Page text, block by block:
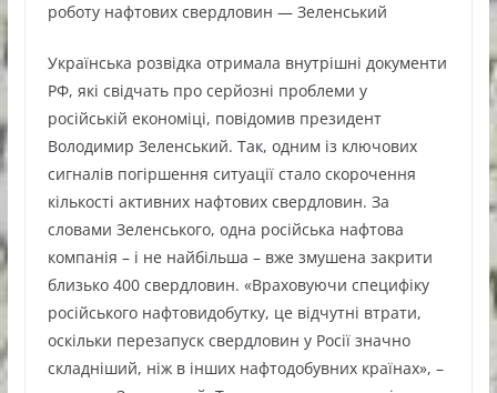
роботу нафтових свердловин — Зеленський
Українська розвідка отримала внутрішні документи
РФ, які свідчать про серйозні проблеми у
російській економіці, повідомив президент
Володимир Зеленський. Так, одним із ключових
сигналів погіршення ситуації стало скорочення
кількості активних нафтових свердловин. За
словами Зеленського, одна російська нафтова
компанія – і не найбільша – вже змушена закрити
близько 400 свердловин. «Враховуючи специфіку
російського нафтовидобутку, це відчутні втрати,
оскільки перезапуск свердловин у Росії значно
складніший, ніж в інших нафтодобувних країнах», –